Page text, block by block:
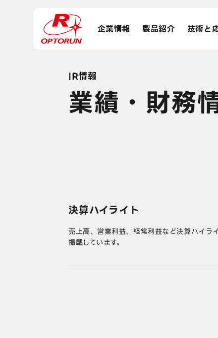
企業情報 製品紹介 技術と
IR情報
業績・財務
決算ハイライト
売上高、営業利益、経常利益など決算ハイラ
掲載しています。